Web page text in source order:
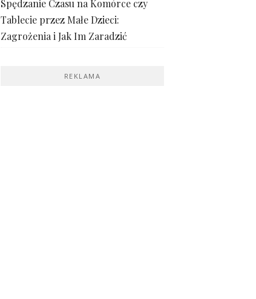
Spędzanie Czasu na Komórce czy
Tablecie przez Małe Dzieci:
Zagrożenia i Jak Im Zaradzić
REKLAMA